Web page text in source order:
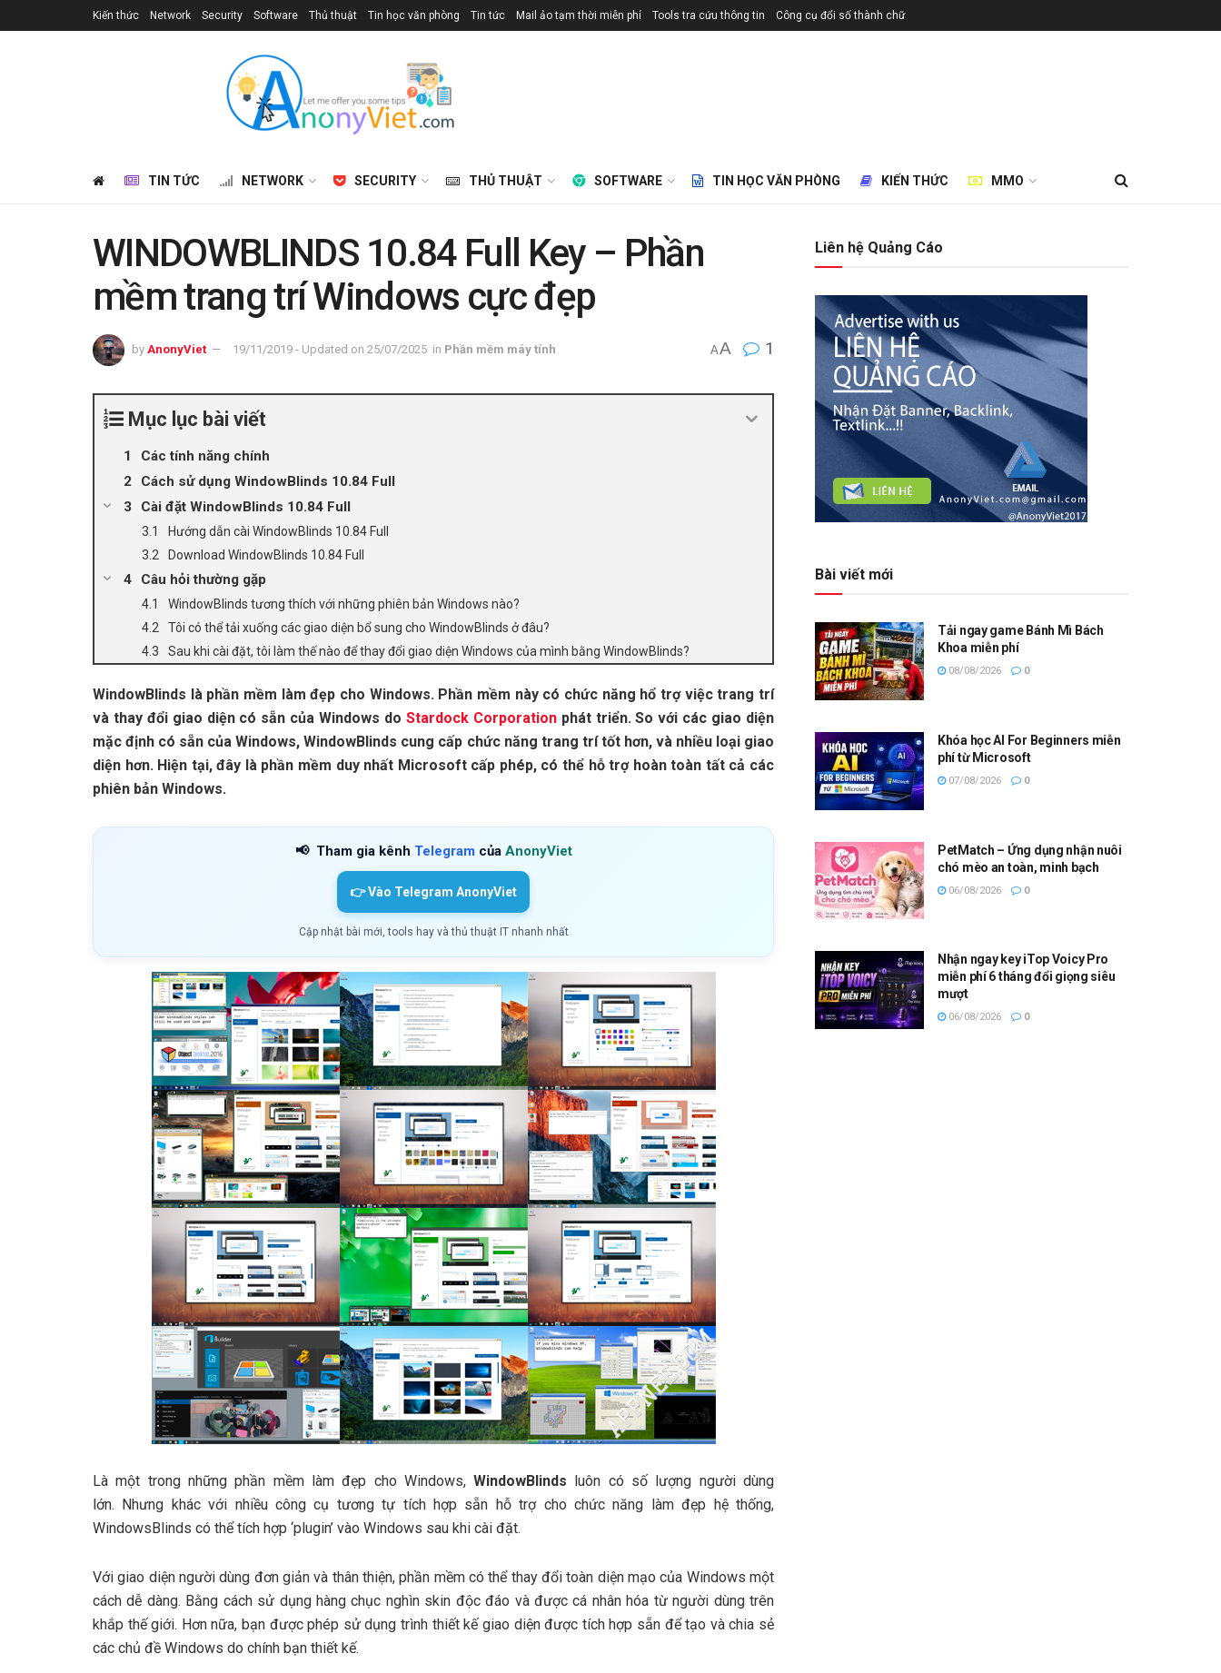
Kiến thức Network Security Software Thủ thuật Tin học văn phòng Tin tức Mail ảo tạm thời miễn phí Tools tra cứu thông tin Công cụ đổi số thành chữ
TIN TỨC NETWORK SECURITY THỦ THUẬT SOFTWARE TIN HỌC VĂN PHÒNG KIẾN THỨC MMO
WINDOWBLINDS 10.84 Full Key – Phần
mềm trang trí Windows cực đẹp
by AnonyViet 19/11/2019 - Updated on 25/07/2025 in Phần mềm máy tính AA 1
Mục lục bài viết
Các tính năng chính
Cách sử dụng WindowBlinds 10.84 Full
Cài đặt WindowBlinds 10.84 Full
Hướng dẫn cài WindowBlinds 10.84 Full
Download WindowBlinds 10.84 Full
Câu hỏi thường gặp
WindowBlinds tương thích với những phiên bản Windows nào?
Tôi có thể tải xuống các giao diện bổ sung cho WindowBlinds ở đâu?
Sau khi cài đặt, tôi làm thế nào để thay đổi giao diện Windows của mình bằng WindowBlinds?
WindowBlinds là phần mềm làm đẹp cho Windows. Phần mềm này có chức năng hổ trợ việc trang trí
và thay đổi giao diện có sẵn của Windows do Stardock Corporationphát triển.So với các giao diện
mặc định có sẵn của Windows, WindowBlinds cung cấp chức năng trang trí tốt hơn, và nhiều loại giao
diện hơn. Hiện tại, đây là phần mềm duy nhất Microsoft cấp phép, có thể hỗ trợ hoàn toàn tất cả các
phiên bản Windows.
📢 Tham gia kênh Telegram của AnonyViet
👉 Vào Telegram AnonyViet
Cập nhật bài mới, tools hay và thủ thuật IT nhanh nhất
Là một trong những phần mềm làm đẹp cho Windows,WindowBlinds luôn có số lượng người dùng
lớn. Nhưng khác với nhiều công cụ tương tự tích hợp sẵn hỗ trợ cho chức năng làm đẹp hệ thống,
WindowsBlinds có thể tích hợp ‘plugin’ vào Windows sau khi cài đặt.
Với giao diện người dùng đơn giản và thân thiện, phần mềm có thể thay đổi toàn diện mạo của Windows một
cách dễ dàng. Bằng cách sử dụng hàng chục nghìn skin độc đáo và được cá nhân hóa từ người dùng trên
khắp thế giới. Hơn nữa, bạn được phép sử dụng trình thiết kế giao diện được tích hợp sẵn để tạo và chia sẻ
các chủ đề Windows do chính bạn thiết kế.
Liên hệ Quảng Cáo
Bài viết mới
Tải ngay game Bánh Mì Bách
Khoa miễn phí
08/08/2026 0
Khóa học AI For Beginners miễn
phí từ Microsoft
07/08/2026 0
PetMatch – Ứng dụng nhận nuôi
chó mèo an toàn, minh bạch
06/08/2026 0
Nhận ngay key iTop Voicy Pro
miễn phí 6 tháng đổi giọng siêu
mượt
06/08/2026 0